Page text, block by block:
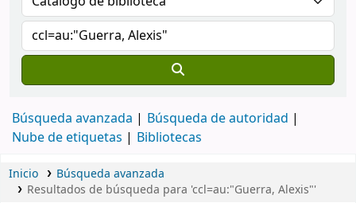
Búsqueda avanzada
Búsqueda de autoridad
Nube de etiquetas
Bibliotecas
Inicio
Búsqueda avanzada
Resultados de búsqueda para 'ccl=au:"Guerra, Alexis"'